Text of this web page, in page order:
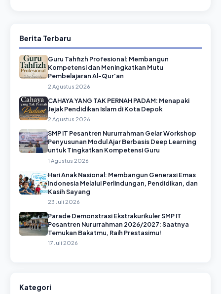
Berita Terbaru
Guru Tahfizh Profesional: Membangun
Kompetensi dan Meningkatkan Mutu
Pembelajaran Al-Qur'an
2 Agustus 2026
CAHAYA YANG TAK PERNAH PADAM: Menapaki
Jejak Pendidikan Islam di Kota Depok
2 Agustus 2026
SMP IT Pesantren Nururrahman Gelar Workshop
Penyusunan Modul Ajar Berbasis Deep Learning
untuk Tingkatkan Kompetensi Guru
1 Agustus 2026
Hari Anak Nasional: Membangun Generasi Emas
Indonesia Melalui Perlindungan, Pendidikan, dan
Kasih Sayang
23 Juli 2026
Parade Demonstrasi Ekstrakurikuler SMP IT
Pesantren Nururrahman 2026/2027: Saatnya
Temukan Bakatmu, Raih Prestasimu!
17 Juli 2026
Kategori